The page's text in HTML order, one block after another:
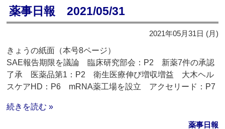
薬事日報 2021/05/31
2021年05月31日 (月)
きょうの紙面（本号8ページ）
SAE報告期限を議論 臨床研究部会：P2 新薬7件の承認
了承 医薬品第1：P2 衛生医療伸び増収増益 大木ヘル
スケアHD：P6 mRNA薬工場を設立 アクセリード：P7
続きを読む »
薬事日報